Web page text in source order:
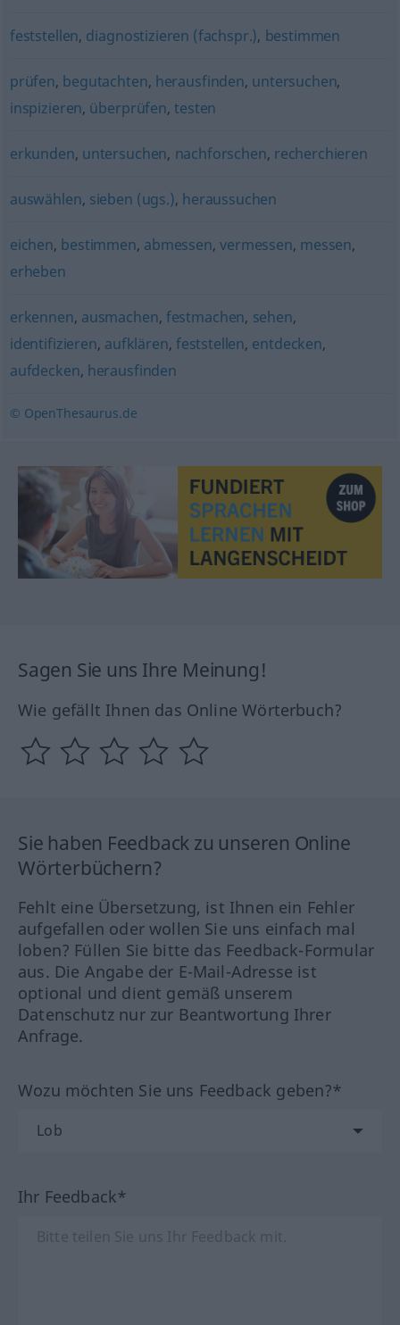
feststellen, diagnostizieren (fachspr.), bestimmen
prüfen, begutachten, herausfinden, untersuchen,
inspizieren, überprüfen,testen
erkunden, untersuchen, nachforschen, recherchieren
auswählen, sieben (ugs.), heraussuchen
eichen, bestimmen, abmessen,vermessen, messen,
erheben
erkennen, ausmachen, festmachen, sehen,
identifizieren, aufklären, feststellen, entdecken,
aufdecken, herausfinden
© OpenThesaurus.de
Sagen Sie uns Ihre Meinung!
Wie gefällt Ihnen das Online Wörterbuch?
Sie haben Feedback zu unseren Online
Wörterbüchern?
Fehlt eine Übersetzung, ist Ihnen ein Fehler
aufgefallen oder wollen Sie uns einfach mal
loben? Füllen Sie bitte das Feedback-Formular
aus. Die Angabe der E-Mail-Adresse ist
optional und dient gemäß unserem
Datenschutz nur zur Beantwortung Ihrer
Anfrage.
Wozu möchten Sie uns Feedback geben?*
Ihr Feedback*